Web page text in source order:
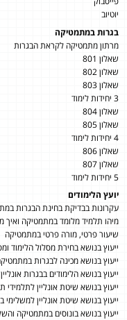
יוטיוב
בגרות במתמטיקה
מרתון מתמטיקה לקראת הבגרות
שאלון 801
שאלון 802
שאלון 803
3 יחידות לימוד
שאלון 804
שאלון 805
4 יחידות לימוד
שאלון 806
שאלון 807
5 יחידות לימוד
יועץ הלימודים
עקרונות בבדיקת בחינת הבגרות
מיהו תלמיד מלומד במתמטיקה ואיך
שיעור פרטי, מורה פרטי במתמטיקה
ייעוץ בנושא בחירת מסלול הלימוד
ייעוץ בנושא מכינה לבגרות
ייעוץ בנושא הלימודים בבגרות אונליין
ייעוץ בנושא שיטת אונליין לתלמידי
ייעוץ בנושא שיטת אונליין למשלימי
ייעוץ בנושא בונוסים במתמטיקה